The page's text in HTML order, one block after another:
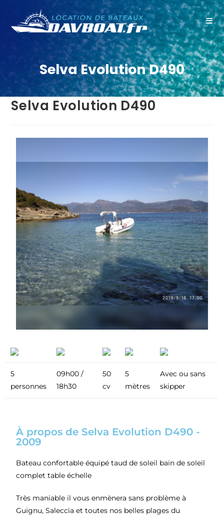
Selva Evolution D490
Selva Evolution D490
5
personnes
09h00 /
18h30
50
cv
5
mètres
Avec ou sans
skipper
À propos de Selva Evolution D490 -
2009
Bateau confortable équipé taud de soleil bain de soleil
complet table échelle
Très maniable il vous enmènera sans problème à
Guignu, Saleccia et toutes nos belles plages du